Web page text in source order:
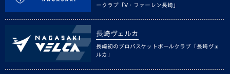
ークラブ「V・ファーレン長崎」
長崎ヴェルカ
長崎初のプロバスケットボールクラブ「長崎ヴェ
ルカ」